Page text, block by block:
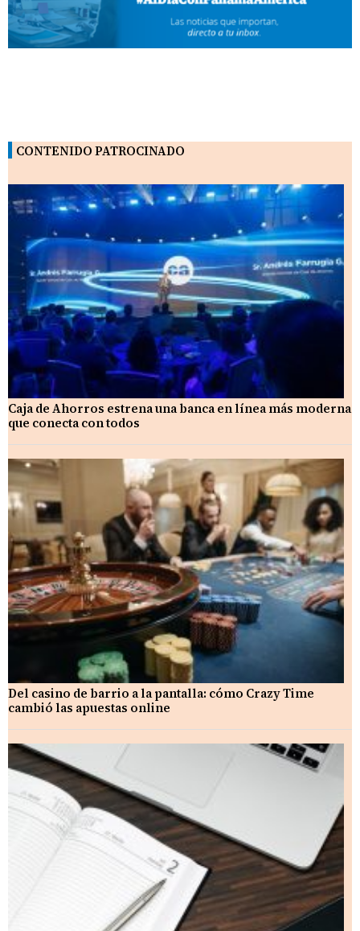
CONTENIDO PATROCINADO
Caja de Ahorros estrena una banca en línea más moderna
que conecta con todos
Del casino de barrio a la pantalla: cómo Crazy Time
cambió las apuestas online